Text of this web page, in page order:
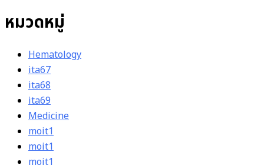
หมวดหมู่
Hematology
ita67
ita68
ita69
Medicine
moit1
moit1
moit1